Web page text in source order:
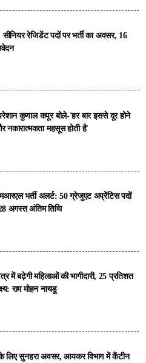
सीनियर रेजिडेंट पदों पर भर्ती का अवसर, 16
कुणाल कपूर बोले-'हर बार इससे दूर होने
नकारात्मकता महसूस होती है'
भर्ती अलर्ट: 50 ग्रेजुएट अप्रेंटिस पदों
अगस्त अंतिम तिथि
में बढ़ेगी महिलाओं की भागीदारी, 25 प्रतिशत
राम मोहन नायडू
लिए सुनहरा अवसर, आयकर विभाग में कैंटीन